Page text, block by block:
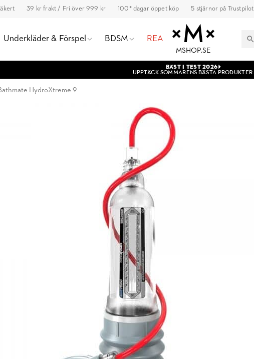
39 kr frakt / Fri över 999 kr 100* dagar öppet köp 5 stjärnor på Trustpilot
Underkläder & Förspel BDSM REA
MSHOP.SE
BÄST I TEST 2026
UPPTÄCK SOMMARENS BÄSTA PRODUKTER.
HydroXtreme 9